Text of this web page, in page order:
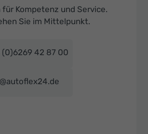
für Kompetenz und Service.
Sie im Mittelpunkt.
(0)6269 42 87 00